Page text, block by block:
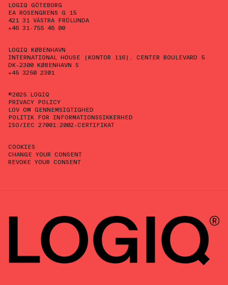
LOGIQ GÖTEBORG
EA ROSENGRENS G 15
421 31 VÄSTRA FRÖLUNDA
+46 31-755 48 00
LOGIQ KØBENHAVN
INTERNATIONAL HOUSE (KONTOR 116), CENTER BOULEVARD 5
DK-2300 KØBENHAVN S
+45 3250 2301
©2025 LOGIQ
PRIVACY POLICY
LOV OM GENNEMSIGTIGHED
POLITIK FOR INFORMATIONSSIKKERHED
ISO/IEC 27001:2002-CERTIFIKAT
COOKIES
CHANGE YOUR CONSENT
REVOKE YOUR CONSENT